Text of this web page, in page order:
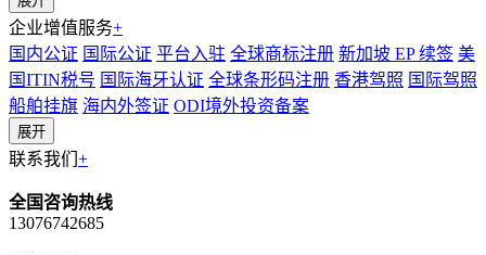
企业增值服务+
国内公证 国际公证 平台入驻 全球商标注册 新加坡 EP 续签 美
国ITIN税号 国际海牙认证 全球条形码注册 香港驾照 国际驾照
船舶挂旗 海内外签证 ODI境外投资备案
展开
联系我们 +
全国咨询热线
13076742685